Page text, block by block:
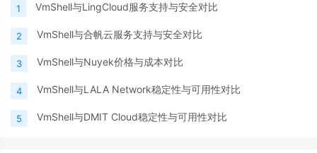
1 VmShell与LingCloud服务支持与安全对比
2 VmShell与合帆云服务支持与安全对比
3 VmShell与Nuyek价格与成本对比
4 VmShell与LALA Network稳定性与可用性对比
5 VmShell与DMIT Cloud稳定性与可用性对比